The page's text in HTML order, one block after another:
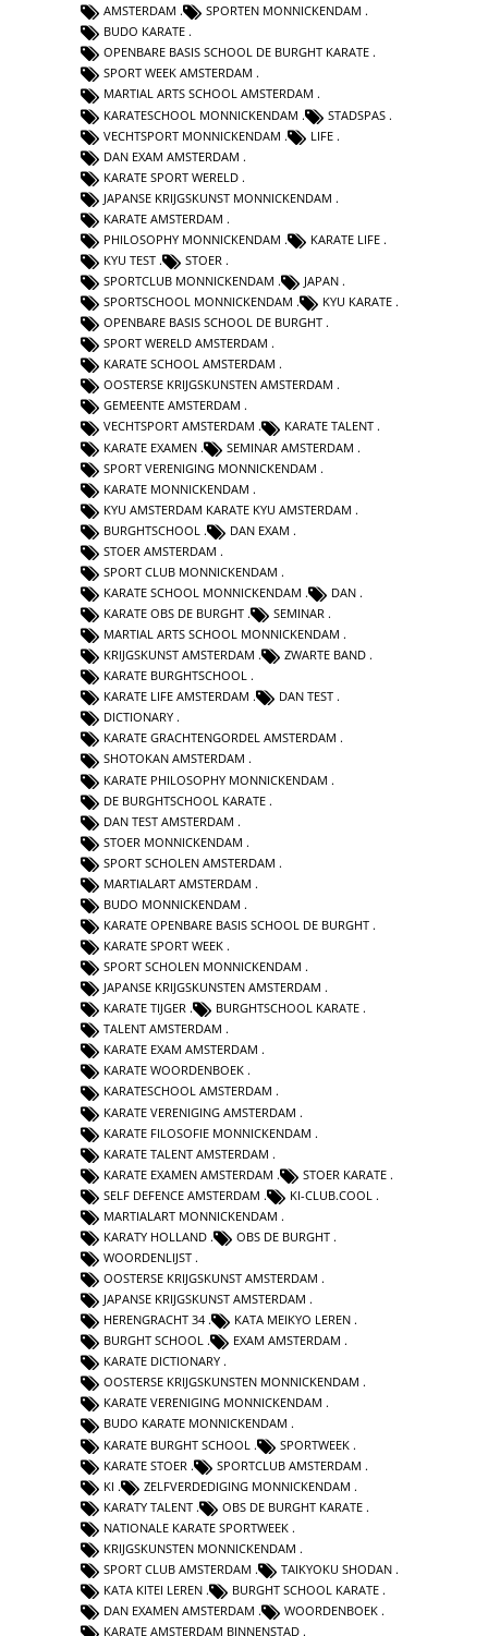
AMSTERDAM
SPORTEN MONNICKENDAM
BUDO KARATE
OPENBARE BASIS SCHOOL DE BURGHT KARATE
SPORT WEEK AMSTERDAM
MARTIAL ARTS SCHOOL AMSTERDAM
KARATESCHOOL MONNICKENDAM
STADSPAS
VECHTSPORT MONNICKENDAM
LIFE
DAN EXAM AMSTERDAM
KARATE SPORT WERELD
JAPANSE KRIJGSKUNST MONNICKENDAM
KARATE AMSTERDAM
PHILOSOPHY MONNICKENDAM
KARATE LIFE
KYU TEST
STOER
SPORTCLUB MONNICKENDAM
JAPAN
SPORTSCHOOL MONNICKENDAM
KYU KARATE
OPENBARE BASIS SCHOOL DE BURGHT
SPORT WERELD AMSTERDAM
KARATE SCHOOL AMSTERDAM
OOSTERSE KRIJGSKUNSTEN AMSTERDAM
GEMEENTE AMSTERDAM
VECHTSPORT AMSTERDAM
KARATE TALENT
KARATE EXAMEN
SEMINAR AMSTERDAM
SPORT VERENIGING MONNICKENDAM
KARATE MONNICKENDAM
KYU AMSTERDAM KARATE KYU AMSTERDAM
BURGHTSCHOOL
DAN EXAM
STOER AMSTERDAM
SPORT CLUB MONNICKENDAM
KARATE SCHOOL MONNICKENDAM
DAN
KARATE OBS DE BURGHT
SEMINAR
MARTIAL ARTS SCHOOL MONNICKENDAM
KRIJGSKUNST AMSTERDAM
ZWARTE BAND
KARATE BURGHTSCHOOL
KARATE LIFE AMSTERDAM
DAN TEST
DICTIONARY
KARATE GRACHTENGORDEL AMSTERDAM
SHOTOKAN AMSTERDAM
KARATE PHILOSOPHY MONNICKENDAM
DE BURGHTSCHOOL KARATE
DAN TEST AMSTERDAM
STOER MONNICKENDAM
SPORT SCHOLEN AMSTERDAM
MARTIALART AMSTERDAM
BUDO MONNICKENDAM
KARATE OPENBARE BASIS SCHOOL DE BURGHT
KARATE SPORT WEEK
SPORT SCHOLEN MONNICKENDAM
JAPANSE KRIJGSKUNSTEN AMSTERDAM
KARATE TIJGER
BURGHTSCHOOL KARATE
TALENT AMSTERDAM
KARATE EXAM AMSTERDAM
KARATE WOORDENBOEK
KARATESCHOOL AMSTERDAM
KARATE VERENIGING AMSTERDAM
KARATE FILOSOFIE MONNICKENDAM
KARATE TALENT AMSTERDAM
KARATE EXAMEN AMSTERDAM
STOER KARATE
SELF DEFENCE AMSTERDAM
KI-CLUB.COOL
MARTIALART MONNICKENDAM
KARATY HOLLAND
OBS DE BURGHT
WOORDENLIJST
OOSTERSE KRIJGSKUNST AMSTERDAM
JAPANSE KRIJGSKUNST AMSTERDAM
HERENGRACHT 34
KATA MEIKYO LEREN
BURGHT SCHOOL
EXAM AMSTERDAM
KARATE DICTIONARY
OOSTERSE KRIJGSKUNSTEN MONNICKENDAM
KARATE VERENIGING MONNICKENDAM
BUDO KARATE MONNICKENDAM
KARATE BURGHT SCHOOL
SPORTWEEK
KARATE STOER
SPORTCLUB AMSTERDAM
KI
ZELFVERDEDIGING MONNICKENDAM
KARATY TALENT
OBS DE BURGHT KARATE
NATIONALE KARATE SPORTWEEK
KRIJGSKUNSTEN MONNICKENDAM
SPORT CLUB AMSTERDAM
TAIKYOKU SHODAN
KATA KITEI LEREN
BURGHT SCHOOL KARATE
DAN EXAMEN AMSTERDAM
WOORDENBOEK
KARATE AMSTERDAM BINNENSTAD